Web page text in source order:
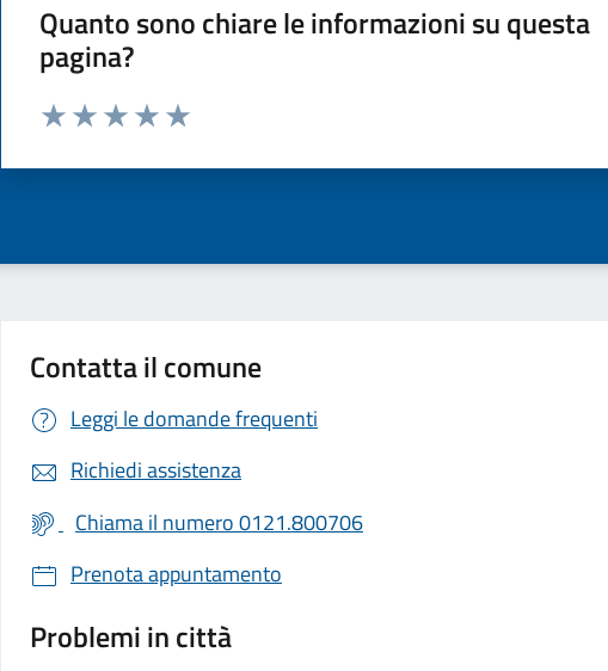
Quanto sono chiare le informazioni su questa
pagina?
Valuta da 1 a 5 stelle la pagina
Contatta il comune
Leggi le domande frequenti
Richiedi assistenza
Chiama il numero 0121.800706
Prenota appuntamento
Problemi in città